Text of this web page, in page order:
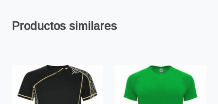
Productos similares